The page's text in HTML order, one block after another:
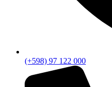
(+598) 97 122 000